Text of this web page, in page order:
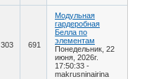
303 691
Модульная
гардеробная
Белла по
элементам
Понедельник, 22
июня, 2026г.
17:50:33 -
makrusninairina